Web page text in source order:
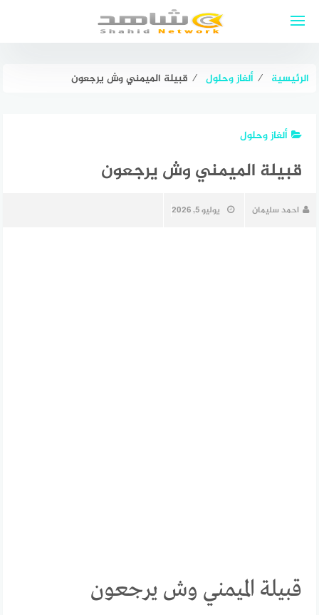
الرئيسية ⁄ ألغاز وحلول ⁄ قبيلة الميمني وش يرجعون
ألغاز وحلول
قبيلة الميمني وش يرجعون
احمد سليمان يوليو 5, 2026
قبيلة الميمني وش يرجعون